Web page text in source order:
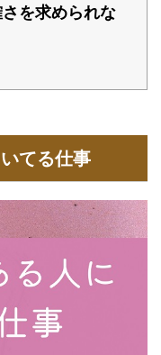
を求められな
てる仕事